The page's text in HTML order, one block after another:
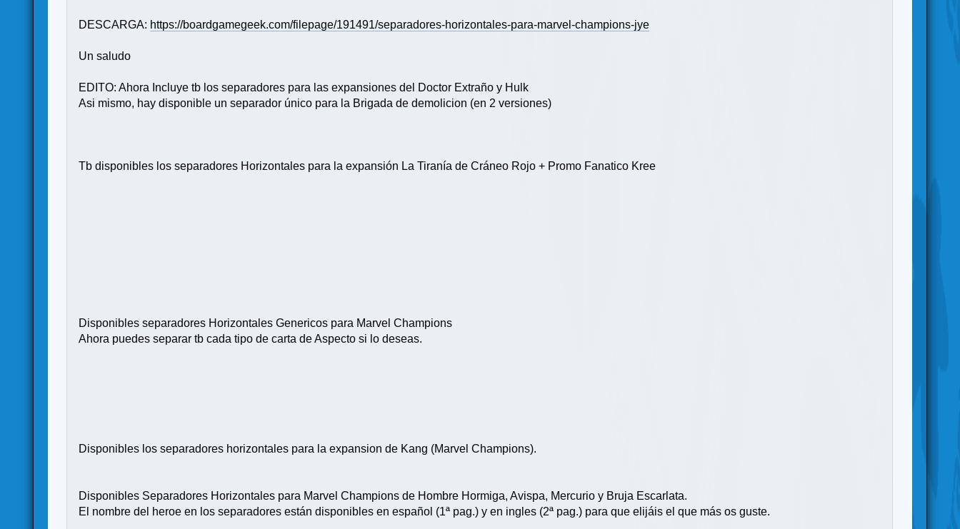
DESCARGA: https://boardgamegeek.com/filepage/191491/separadores-horizontales-para-marvel-champions-jye
Un saludo
EDITO: Ahora Incluye tb los separadores para las expansiones del Doctor Extraño y Hulk
Asi mismo, hay disponible un separador único para la Brigada de demolicion (en 2 versiones)
Tb disponibles los separadores Horizontales para la expansión La Tiranía de Cráneo Rojo + Promo Fanatico Kree
Disponibles separadores Horizontales Genericos para Marvel Champions
Ahora puedes separar tb cada tipo de carta de Aspecto si lo deseas.
Disponibles los separadores horizontales para la expansion de Kang (Marvel Champions).
Disponibles Separadores Horizontales para Marvel Champions de Hombre Hormiga, Avispa, Mercurio y Bruja Escarlata.
El nombre del heroe en los separadores están disponibles en español (1ª pag.) y en ingles (2ª pag.) para que elijáis el que más os guste.